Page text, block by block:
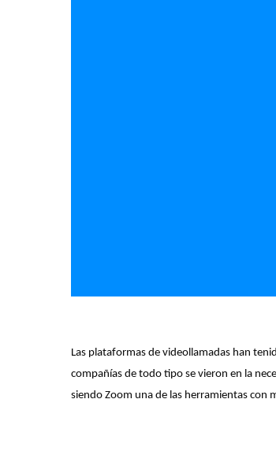
Las plataformas de videollamadas han
compañías de todo tipo se vieron en la
siendo Zoom una de las herramientas con